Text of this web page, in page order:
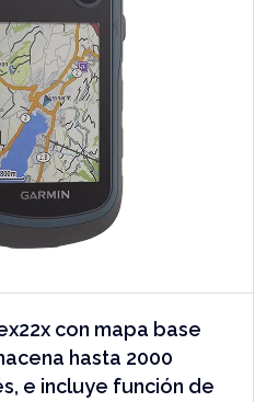
con mapa base
hasta 2000
e incluye función de